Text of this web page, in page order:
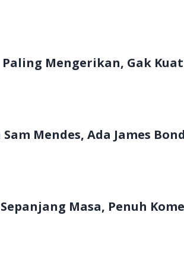
Mengerikan, Gak Kuat
Mendes, Ada James
Masa, Penuh